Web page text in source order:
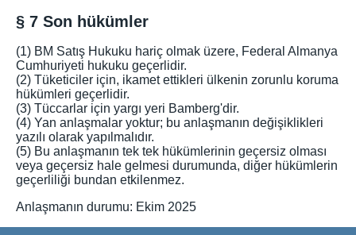
§ 7 Son hükümler
(1) BM Satış Hukuku hariç olmak üzere, Federal Almanya
Cumhuriyeti hukuku geçerlidir.
(2) Tüketiciler için, ikamet ettikleri ülkenin zorunlu koruma
hükümleri geçerlidir.
(3) Tüccarlar için yargı yeri Bamberg'dir.
(4) Yan anlaşmalar yoktur; bu anlaşmanın değişiklikleri
yazılı olarak yapılmalıdır.
(5) Bu anlaşmanın tek tek hükümlerinin geçersiz olması
veya geçersiz hale gelmesi durumunda, diğer hükümlerin
geçerliliği bundan etkilenmez.
Anlaşmanın durumu: Ekim 2025